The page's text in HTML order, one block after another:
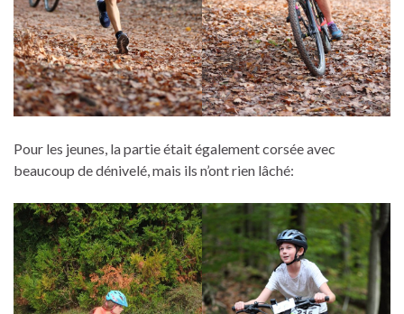
Pour les jeunes, la partie était également corsée avec
beaucoup de dénivelé, mais ils n’ont rien lâché: